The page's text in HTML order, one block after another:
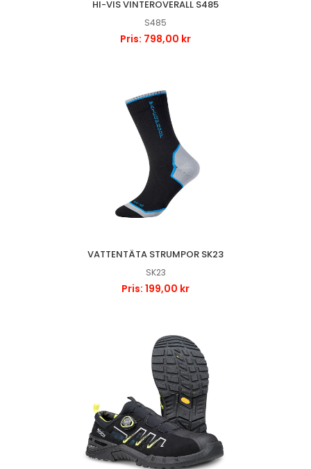
HI-VIS VINTEROVERALL S485
S485
Pris: 798,00 kr
VATTENTÄTA STRUMPOR SK23
SK23
Pris: 199,00 kr